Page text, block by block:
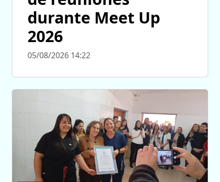
durante Meet Up
2026
05/08/2026 14:22